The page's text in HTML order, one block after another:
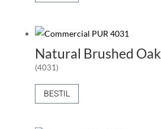
Natural Brushed Oak
(4031)
BESTIL